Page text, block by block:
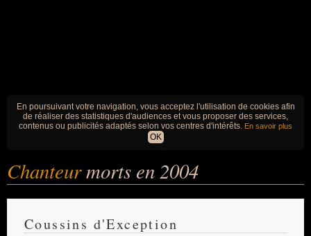
En poursuivant votre navigation, vous acceptez l'utilisation de cookies afin
de réaliser des statistiques d'audiences et vous proposer des services,
contenus ou publicités adaptés selon vos centres d'intérêts. En savoir plus
OK
Chanteurmorts en 2004
Coussins d'Exception